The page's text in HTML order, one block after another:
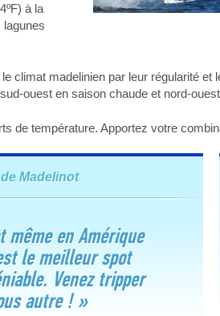
à la
lagunes
climat madelinien par leur régularité
ouest en saison chaude et nord-
de température. Apportez votre
Madelinot
même en Amérique
le meilleur spot
Venez tripper
autre ! »